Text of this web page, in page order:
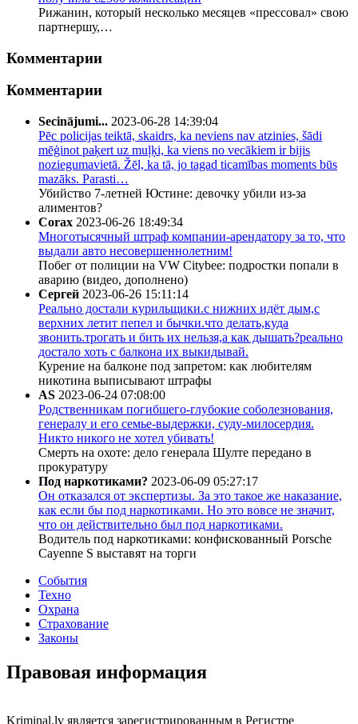
Рижанин, который несколько месяцев «прессовал» свою
партнершу,…
Комментарии
Комментарии
Secinājumi... 2023-06-28 14:39:04
Pēc policijas teiktā, skaidrs, ka neviens nav atzinies, šādi
mēģinot paķert uz muļķi, ka viens no vecākiem ir bijis
noziegumavietā. Žēl, ka tā, jo tagad ticamības moments būs
mazāks. Parasti…
Убийство 7-летней Юстине: девочку убили из-за
алиментов?
Corax 2023-06-26 18:49:34
Многотысячный штраф компании-арендатору за то, что
выдали авто несовершеннолетним!
Побег от полиции на VW Citybee: подростки попали в
аварию (видео, дополнено)
Сергей 2023-06-26 15:11:14
Реально достали курильщики.с нижних идёт дым,с
верхних летит пепел и бычки.что делать,куда
звонить.трогать и бить их нельзя,а как дышать?реально
достало хоть с балкона их выкидывай.
Курение на балконе под запретом: как любителям
никотина выписывают штрафы
AS 2023-06-24 07:08:00
Родственникам погибшего-глубокие соболезнования,
генералу и его семье-выдержки, суду-милосердия.
Никто никого не хотел убивать!
Смерть на охоте: дело генерала Шулте передано в
прокуратуру
Под наркотиками? 2023-06-09 05:27:17
Он отказался от экспертизы. За это такое же наказание,
как если бы под наркотиками. Но это вовсе не значит,
что он действительно был под наркотиками.
Водитель под наркотиками: конфискованный Porsche
Cayenne S выставят на торги
События
Техно
Охрана
Страхование
Законы
Правовая информация
Kriminal.lv является зарегистрированным в Регистре